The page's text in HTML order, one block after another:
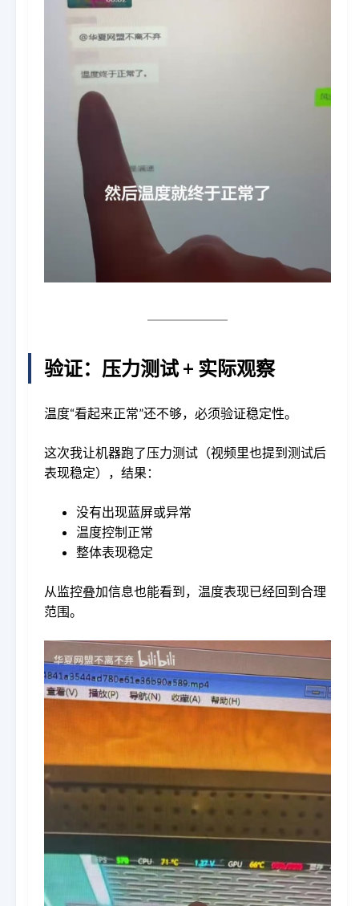
验证：压力测试 + 实际观察
温度“看起来正常”还不够，必须验证稳定性。
这次我让机器跑了压力测试（视频里也提到测试后
表现稳定），结果：
没有出现蓝屏或异常
温度控制正常
整体表现稳定
从监控叠加信息也能看到，温度表现已经回到合理
范围。